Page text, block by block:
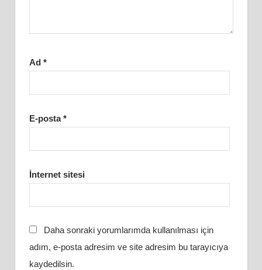
Ad *
E-posta*
İnternet sitesi
Daha sonraki yorumlarımda kullanılması için
adım, e-posta adresim ve site adresim bu tarayıcıya
kaydedilsin.